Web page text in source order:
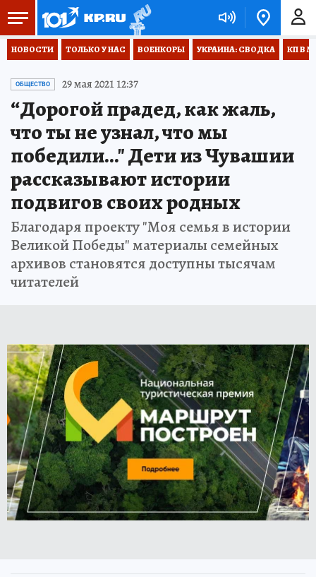
НОВОСТИ ТОЛЬКО У НАС ВОЕНКОРЫ УКРАИНА: СВОДКА КП В
ОБЩЕСТВО 29 мая 2021 12:37
“Дорогой прадед, как жаль,
что ты не узнал, что мы
победили..." Дети из Чувашии
рассказывают истории
подвигов своих родных
Благодаря проекту "Моя семья в истории
Великой Победы" материалы семейных
архивов становятся доступны тысячам
читателей